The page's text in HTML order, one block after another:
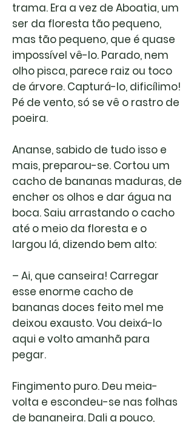
trama. Era a vez de Aboatia, um
ser da floresta tão pequeno,
mas tão pequeno, que é quase
impossível vê-lo. Parado, nem
olho pisca, parece raiz ou toco
de árvore. Capturá-lo, dificílimo!
Pé de vento, só se vê o rastro de
poeira.
Ananse, sabido de tudo isso e
mais, preparou-se. Cortou um
cacho de bananas maduras, de
encher os olhos e dar água na
boca. Saiu arrastando o cacho
até o meio da floresta e o
largou lá, dizendo bem alto:
– Ai, que canseira! Carregar
esse enorme cacho de
bananas doces feito mel me
deixou exausto. Vou deixá-lo
aqui e volto amanhã para
pegar.
Fingimento puro. Deu meia-
volta e escondeu-se nas folhas
de bananeira. Dali a pouco,